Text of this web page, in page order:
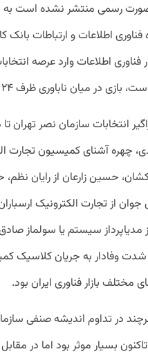
صورت رسمی منتشر نشده است
اطلاعات و ارتباطات بانک
میان ناباوری ظرف ۲۴ ساعت گذشته تغییر پیدا کرده است.
انتخابات سازمان نصر تهران
چهره آشنای کمیسیون تجارت
حسین زارعان از رایان نظم،
از تجارت الکترونیک
سیستم یا سولماز
شدت وفادار به جریان کلاسیک
بازار فناوری ایران بود.
در تداوم اندیشه صنفی
بسیار موثر بود اما در مقابل